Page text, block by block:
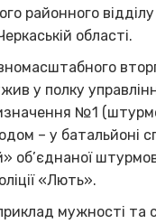
районного
області.
у полку
№1
– у батальйоні
об’єднаної
«Лють».
мужності та